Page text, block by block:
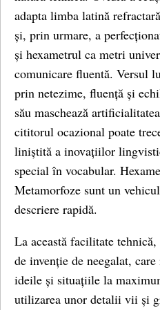
adapta limba latină
și, prin urmare, a
și hexametrul ca metri
comunicare fluentă. Versul
prin netezime, fluență și
său maschează
cititorul ocazional poate
liniștită a inovațiilor
special în vocabular.
Metamorfoze sunt un
descriere rapidă.
La această facilitate
de invenție de neegalat,
ideile și situațiile la
utilizarea unor detalii vii și